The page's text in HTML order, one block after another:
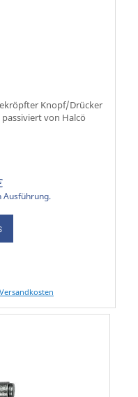
Knopf/Drücker
von Halcö
Ausführung.
Versandkosten